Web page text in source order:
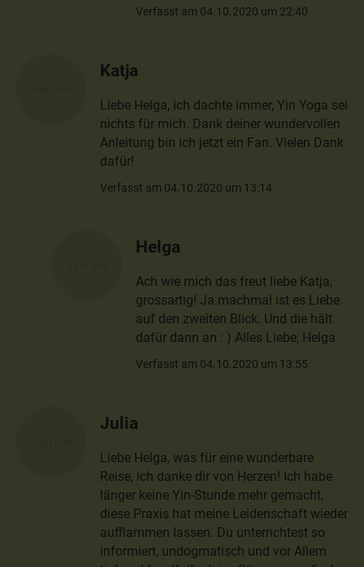
Verfasst am 04.10.2020 um 22:40
Katja
Liebe Helga, ich dachte immer, Yin Yoga sei
nichts für mich. Dank deiner wundervollen
Anleitung bin ich jetzt ein Fan. Vielen Dank
dafür!
Verfasst am 04.10.2020 um 13:14
Helga
Ach wie mich das freut liebe Katja,
grossartig! Ja machmal ist es Liebe
auf den zweiten Blick. Und die hält
dafür dann an : ) Alles Liebe, Helga
Verfasst am 04.10.2020 um 13:55
Julia
Liebe Helga, was für eine wunderbare
Reise, ich danke dir von Herzen! Ich habe
länger keine Yin-Stunde mehr gemacht,
diese Praxis hat meine Leidenschaft wieder
aufflammen lassen. Du unterrichtest so
informiert, undogmatisch und vor Allem